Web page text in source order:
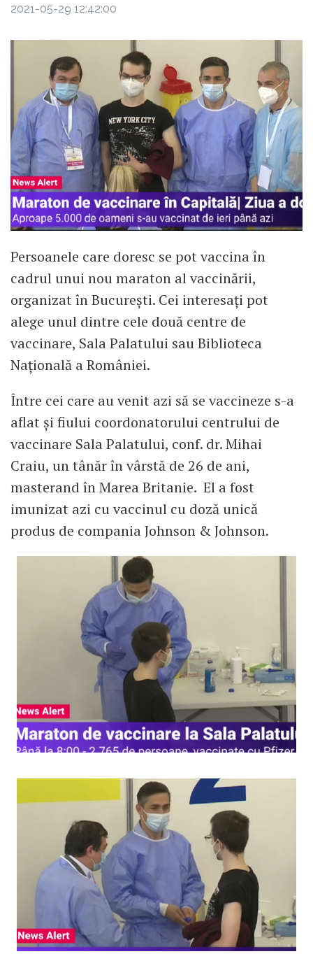
2021-05-29 12:42:00
Persoanele care doresc se pot vaccina în
cadrul unui nou maraton al vaccinării,
organizat în București. Cei interesați pot
alege unul dintre cele două centre de
vaccinare, Sala Palatului sau Biblioteca
Națională a României.
Între cei care au venit azi să se vaccineze s-a
aflat și fiului coordonatorului centrului de
vaccinare Sala Palatului, conf. dr. Mihai
Craiu, un tânăr în vârstă de 26 de ani,
masterand în Marea Britanie. El a fost
imunizat azi cu vaccinul cu doză unică
produs de compania Johnson & Johnson.